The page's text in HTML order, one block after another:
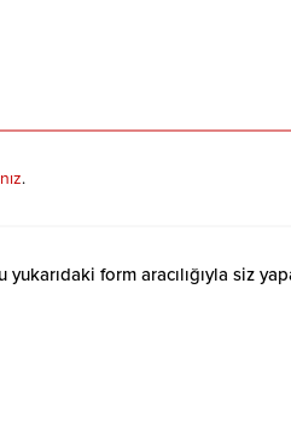
.
yukarıdaki form aracılığıyla siz